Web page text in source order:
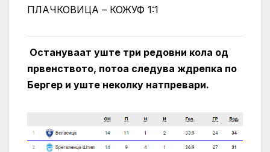
ПЛАЧКОВИЦА – КОЖУФ 1:1
Остануваат уште три редовни кола од
првенството, потоа следува ждрепка по
Бергер и уште неколку натпревари.